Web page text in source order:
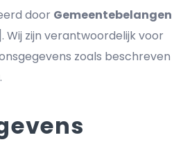
door Gemeentebelangen
. Wij zijn verantwoordelijk voor
zoals beschreven
.